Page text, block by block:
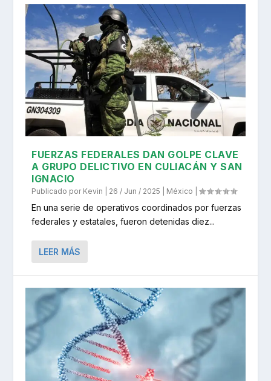
FUERZAS FEDERALES DAN GOLPE CLAVE
A GRUPO DELICTIVO EN CULIACÁN Y SAN
IGNACIO
Publicado por Kevin 26 / Jun / 2025 México |
En una serie de operativos coordinados por fuerzas
federales y estatales, fueron detenidas diez...
LEER MÁS